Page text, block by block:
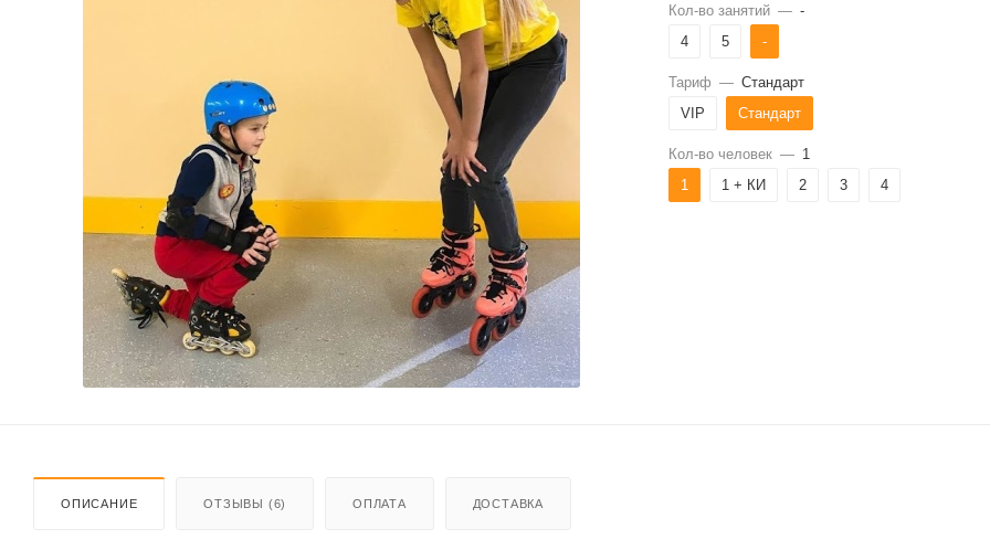
Кол-во занятий — -
4
5 -
Тариф — Стандарт
VIP
Стандарт
Кол-во человек — 1
1
1 + КИ 2 3 4
ОПИСАНИЕ ОТЗЫВЫ (6) ОПЛАТА ДОСТАВКА